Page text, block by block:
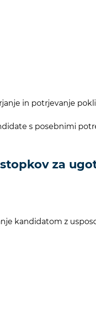
in potrjevanje
s posebnimi
za
kandidatom z